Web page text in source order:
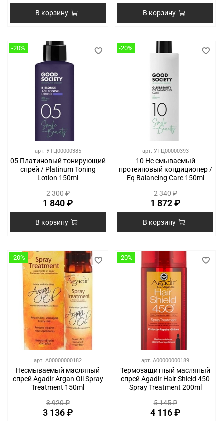
В корзину В корзину
-20%
арт. УТЦ00000385
05 Платиновый тонирующий
спрей / Platinum Toning
Lotion 150ml
2 300 ₽
1 840 ₽
В корзину
-20%
арт. УТЦ00000393
10 Не смываемый
протеиновый кондиционер /
Eq Balancing Care 150ml
2 340 ₽
1 872 ₽
В корзину
-20%
арт. A00000000182
Несмываемый масляный
спрей Agadir Argan Oil Spray
Treatment 150ml
3 920 ₽
3 136 ₽
-20%
арт. A00000000189
Термозащитный масляный
спрей Agadir Hair Shield 450
Spray Treatment 200ml
5 145 ₽
4 116 ₽